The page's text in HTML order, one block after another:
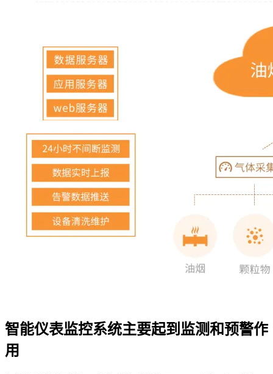
智能仪表监控系统主要起到监测和预警作
用